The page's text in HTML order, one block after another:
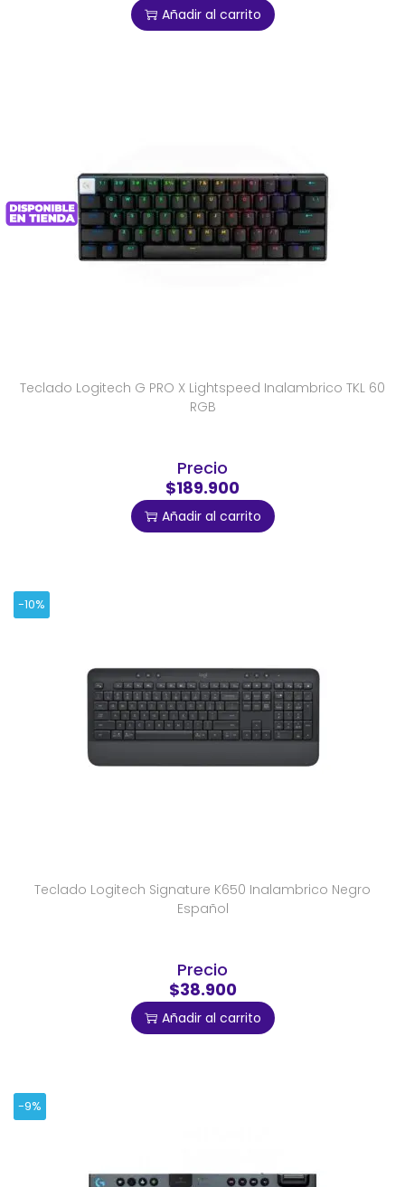
Añadir al carrito
Teclado Logitech G PRO X Lightspeed Inalambrico TKL 60
RGB
Precio
$189.900
Añadir al carrito
-10%
Teclado Logitech Signature K650 Inalambrico Negro
Español
Precio
$38.900
Añadir al carrito
-9%